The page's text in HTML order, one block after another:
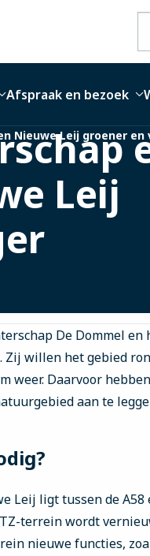
Afspraak en bezoek
Nieuwe Leij groener en
Leij
De Dommel
Zij willen het gebied
weer. Daarvoor
aan te
Leij ligt tussen de
terrein wordt
nieuwe functies,